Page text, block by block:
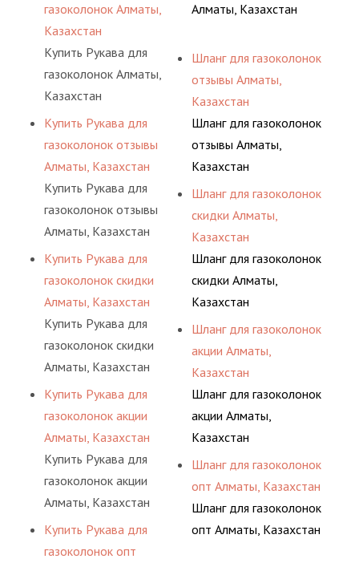
газоколонок Алматы,
Казахстан
Купить Рукава для
газоколонок Алматы,
Казахстан
Купить Рукава для
газоколонок отзывы
Алматы, Казахстан
Купить Рукава для
газоколонок отзывы
Алматы, Казахстан
Купить Рукава для
газоколонок скидки
Алматы, Казахстан
Купить Рукава для
газоколонок скидки
Алматы, Казахстан
Купить Рукава для
газоколонок акции
Алматы, Казахстан
Купить Рукава для
газоколонок акции
Алматы, Казахстан
Купить Рукава для
газоколонок опт
Алматы, Казахстан
Шланг для газоколонок
отзывы Алматы,
Казахстан
Шланг для газоколонок
отзывы Алматы,
Казахстан
Шланг для газоколонок
скидки Алматы,
Казахстан
Шланг для газоколонок
скидки Алматы,
Казахстан
Шланг для газоколонок
акции Алматы,
Казахстан
Шланг для газоколонок
акции Алматы,
Казахстан
Шланг для газоколонок
опт Алматы, Казахстан
Шланг для газоколонок
опт Алматы, Казахстан